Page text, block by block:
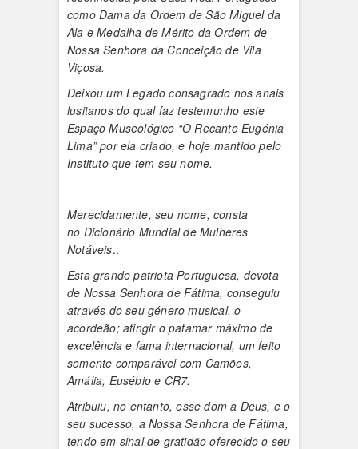
como Dama da Ordem de São Miguel da
Ala e Medalha de Mérito da Ordem de
Nossa Senhora da Conceição de Vila
Viçosa.
Deixou um Legado consagrado nos anais
lusitanos do qual faz testemunho este
Espaço Museológico “O Recanto Eugénia
Lima” por ela criado, e hoje mantido pelo
Instituto que tem seu nome.
Merecidamente, seu nome, consta
no Dicionário Mundial de Mulheres
Notáveis..
Esta grande patriota Portuguesa, devota
de Nossa Senhora de Fátima, conseguiu
através do seu género musical, o
acordeão; atingir o patamar máximo de
excelência e fama internacional, um feito
somente comparável com Camões,
Amália, Eusébio e CR7.
Atribuiu, no entanto, esse dom a Deus, e o
seu sucesso, a Nossa Senhora de Fátima,
tendo em sinal de gratidão oferecido o seu